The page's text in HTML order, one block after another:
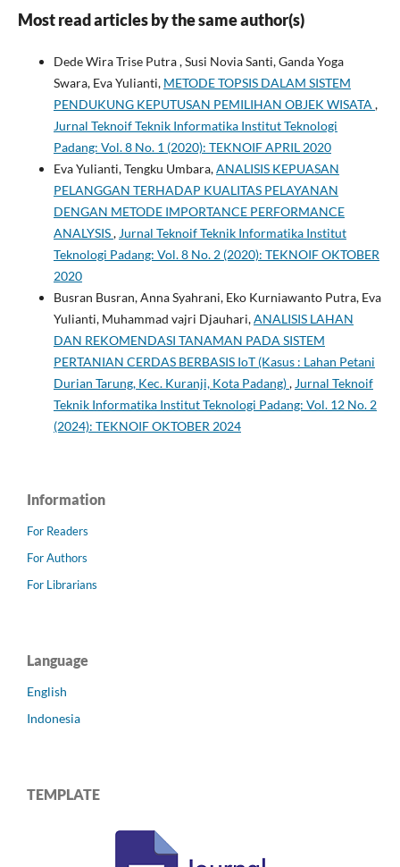
Most read articles by the same author(s)
Dede Wira Trise Putra , Susi Novia Santi, Ganda Yoga
Swara, Eva Yulianti, METODE TOPSIS DALAM SISTEM
PENDUKUNG KEPUTUSAN PEMILIHAN OBJEK WISATA,
Jurnal Teknoif Teknik Informatika Institut Teknologi
Padang: Vol. 8 No. 1 (2020): TEKNOIF APRIL 2020
Eva Yulianti, Tengku Umbara,ANALISIS KEPUASAN
PELANGGAN TERHADAP KUALITAS PELAYANAN
DENGAN METODE IMPORTANCE PERFORMANCE
ANALYSIS,Jurnal Teknoif Teknik Informatika Institut
Teknologi Padang: Vol. 8 No. 2 (2020): TEKNOIF OKTOBER
2020
Busran Busran, Anna Syahrani, Eko Kurniawanto Putra, Eva
Yulianti, Muhammad vajri Djauhari,ANALISIS LAHAN
DAN REKOMENDASI TANAMAN PADA SISTEM
PERTANIAN CERDAS BERBASIS IoT (Kasus : Lahan Petani
Durian Tarung, Kec. Kuranji, Kota Padang),Jurnal Teknoif
Teknik Informatika Institut Teknologi Padang: Vol. 12 No. 2
(2024): TEKNOIF OKTOBER 2024
Information
For Readers
For Authors
For Librarians
Language
English
Indonesia
TEMPLATE